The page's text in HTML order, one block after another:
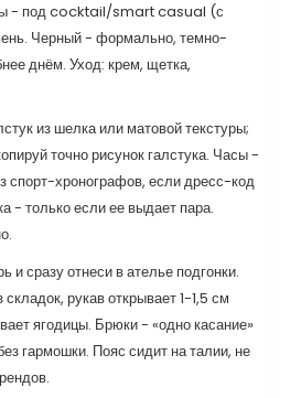
- под cocktail/smart casual (с
Черный - формально, темно-
днём. Уход: крем, щетка,
из шелка или матовой текстуры;
точно рисунок галстука. Часы -
спорт-хронографов, если дресс-код
- только если ее выдает пара.
и сразу отнеси в ателье подгонки.
рукав открывает 1-1,5 см
ягодицы. Брюки - «одно касание»
гармошки. Пояс сидит на талии, не